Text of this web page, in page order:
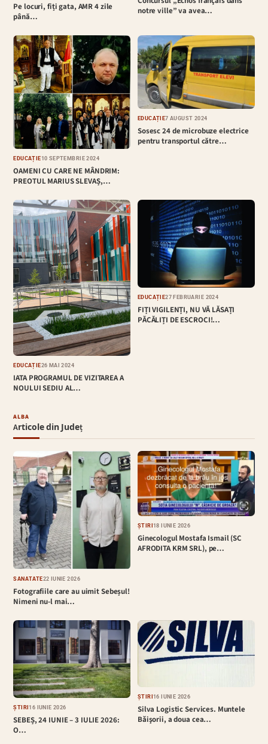
Pe locuri, fiți gata, AMR 4 zile
până…
notre ville” va avea…
EDUCAȚIE10 SEPTEMBRIE 2024
OAMENI CU CARE NE MÂNDRIM:
PREOTUL MARIUS SLEVAȘ,…
EDUCAȚIE7 AUGUST 2024
Sosesc 24 de microbuze electrice
pentru transportul către…
EDUCAȚIE26 MAI 2024
IATA PROGRAMUL DE VIZITAREA A
NOULUI SEDIU AL…
EDUCAȚIE27 FEBRUARIE 2024
FIȚI VIGILENȚI, NU VĂ LĂSAȚI
PĂCĂLIȚI DE ESCROCI!…
ALBA
Articole din Județ
SĂNĂTATE22 IUNIE 2026
Fotografiile care au uimit Sebeșul!
Nimeni nu-l mai…
ȘTIRI18 IUNIE 2026
Ginecologul Mostafa Ismail (SC
AFRODITA KRM SRL), pe…
ȘTIRI16 IUNIE 2026
SEBEȘ, 24 IUNIE – 3 IULIE 2026:
O…
ȘTIRI16 IUNIE 2026
Silva Logistic Services. Muntele
Bǎişorii, a doua cea…